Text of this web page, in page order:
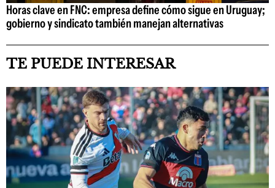
Horas clave en FNC: empresa define cómo sigue en Uruguay;
gobierno y sindicato también manejan alternativas
TE PUEDE INTERESAR